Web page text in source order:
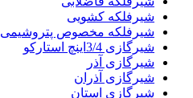
شیرفلکه کشویی
شیرفلکه مخصوص پتروشیمی
شیرگازی 3/4اینچ استارکو
شیرگازی آذر
شیرگازی آذران
شیرگازی استان